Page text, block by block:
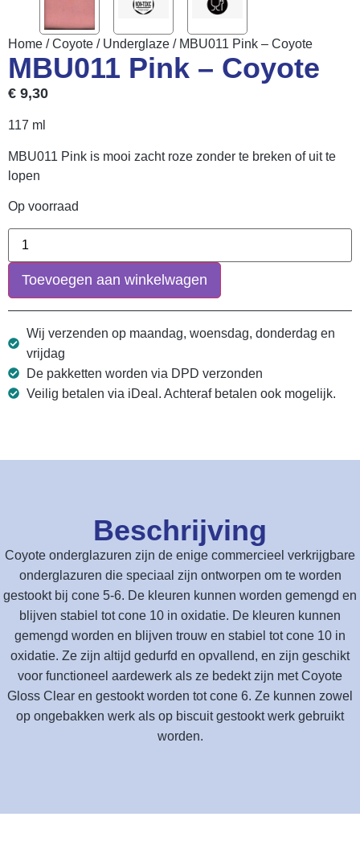
Home /Coyote / Underglaze / MBU011 Pink – Coyote
MBU011 Pink – Coyote
€ 9,30
117 ml
MBU011 Pink is mooi zacht roze zonder te breken of uit te
lopen
Op voorraad
Toevoegen aan winkelwagen
Wij verzenden op maandag, woensdag, donderdag en
vrijdag
De pakketten worden via DPD verzonden
Veilig betalen via iDeal. Achteraf betalen ook mogelijk.
Beschrijving
Coyote onderglazuren zijn de enige commercieel verkrijgbare
onderglazuren die speciaal zijn ontworpen om te worden
gestookt bij cone 5-6. De kleuren kunnen worden gemengd en
blijven stabiel tot cone 10 in oxidatie. De kleuren kunnen
gemengd worden en blijven trouw en stabiel tot cone 10 in
oxidatie. Ze zijn altijd gedurfd en opvallend, en zijn geschikt
voor functioneel aardewerk als ze bedekt zijn met Coyote
Gloss Clear en gestookt worden tot cone 6. Ze kunnen zowel
op ongebakken werk als op biscuit gestookt werk gebruikt
worden.